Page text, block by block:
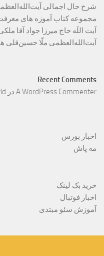
شرح حال اجمالی
مجموعه کتاب آموزه های
آیت اللَه حاج میرزا جواد آقا
آیت‌الله‌العظمی ملّا حسین‌قلی
Recent Comments
A WordPress Commenter در
اخبار بورس
مه پاش
خرید بک لینک
اخبار فوتبال
آموزش سئو مبتدی